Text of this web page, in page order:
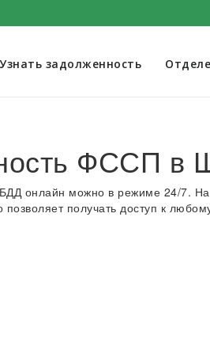
Узнать задолженность
ФССП в
онлайн можно в режиме 24/7.
получать доступ к